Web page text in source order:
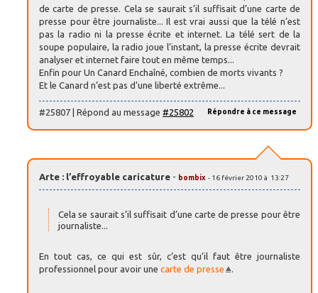
de carte de presse. Cela se saurait s’il suffisait d’une carte de
presse pour être journaliste... Il est vrai aussi que la télé n’est
pas la radio ni la presse écrite et internet. La télé sert de la
soupe populaire, la radio joue l’instant, la presse écrite devrait
analyser et internet faire tout en même temps...
Enfin pour Un Canard Enchaîné, combien de morts vivants ?
Et le Canard n’est pas d’une liberté extrême...
Répondre à ce message
#25807 | Répond au message #25802
Arte : l’effroyable caricature - bombix - 16 février 2010 à 13:27
Cela se saurait s’il suffisait d’une carte de presse pour être
journaliste...
En tout cas, ce qui est sûr, c’est qu’il faut être journaliste
professionnel pour avoir une carte de presse .